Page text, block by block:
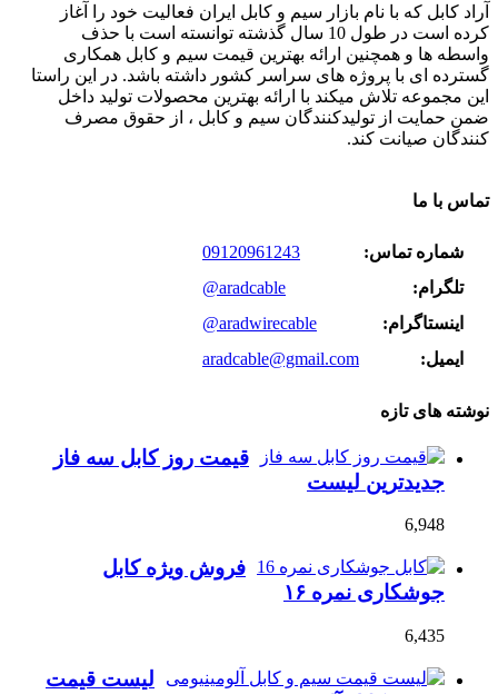
آراد کابل که با نام بازار سیم و کابل ایران فعالیت خود را آغاز
کرده است در طول 10 سال گذشته توانسته است با حذف
واسطه ها و همچنین ارائه بهترین قیمت سیم و کابل همکاری
گسترده ای با پروژه های سراسر کشور داشته باشد. در این راستا
این مجموعه تلاش میکند با ارائه بهترین محصولات تولید داخل
ضمن حمایت از تولیدکنندگان سیم و کابل ، از حقوق مصرف
کنندگان صیانت کند.
تماس با ما
شماره تماس:
09120961243
تلگرام:
@aradcable
اینستاگرام:
@aradwirecable
ایمیل:
aradcable@gmail.com
نوشته های تازه
قیمت روز کابل سه فاز
جدیدترین لیست
6,948
فروش ویژه کابل
جوشکاری نمره ۱۶
6,435
لیست قیمت